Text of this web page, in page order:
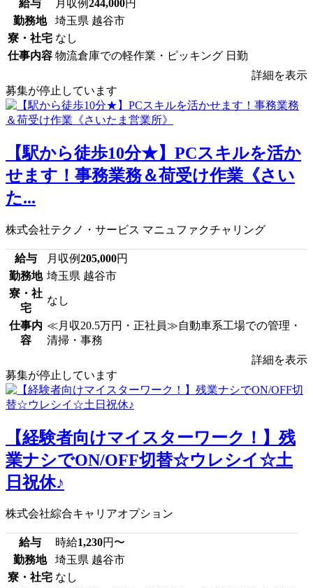
給与 月収例244,000円
勤務地
埼玉県 越谷市
寮・社宅 なし
仕事内容 物流倉庫での軽作業・ピッキング 日勤
詳細を表示
募集が停止しています
【駅から徒歩10分★】PCスキルを活か
せます！事務業務＆荷受け作業《さい
た...
株式会社テクノ・サービス マニュファクチャリング
給与 月収例205,000円
勤務地 埼玉県 越谷市
寮・社
宅
なし
仕事内
容
≪月収20.5万円・正社員≫自動車系工場での管理・
清掃・事務
詳細を表示
募集が停止しています
【経験者向けマイスターワーク！】残
業ナシでON/OFF切替☆ウレシイ☆土
日祝休♪
株式会社綜合キャリアオプション
給与 時給1,230円〜
勤務地
埼玉県 越谷市
寮・社宅 なし